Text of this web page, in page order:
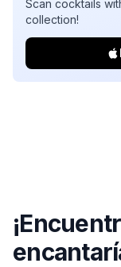
Scan cocktails
collection!